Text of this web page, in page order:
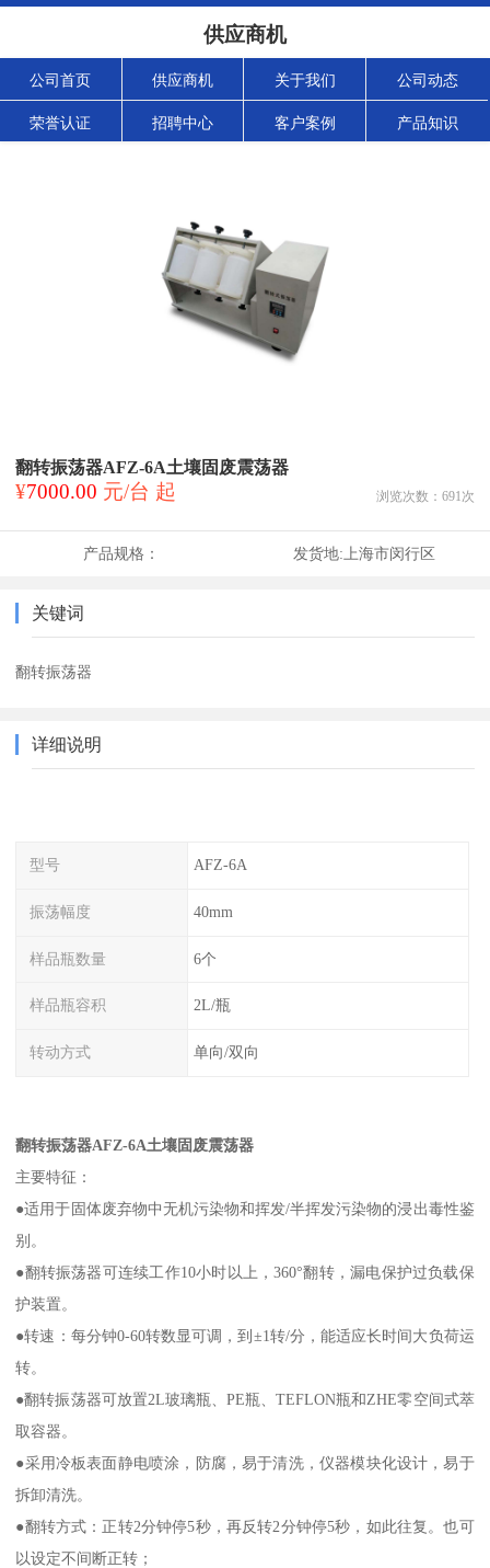
供应商机
公司首页 供应商机 关于我们 公司动态
荣誉认证 招聘中心 客户案例 产品知识
翻转振荡器AFZ-6A土壤固废震荡器
¥7000.00 元/台 起 浏览次数： 691次
产品规格： 发货地: 上海市闵行区
关键词
翻转振荡器
详细说明
型号 AFZ-6A
振荡幅度 40mm
样品瓶数量 6个
样品瓶容积 2L/瓶
转动方式 单向/双向
翻转振荡器AFZ-6A土壤固废震荡器
主要特征：
●适用于固体废弃物中无机污染物和挥发/半挥发污染物的浸出毒性鉴
别。
●翻转振荡器可连续工作10小时以上，360°翻转，漏电保护过负载保
护装置。
●转速：每分钟0-60转数显可调，到±1转/分，能适应长时间大负荷运
转。
●翻转振荡器可放置2L玻璃瓶、PE瓶、TEFLON瓶和ZHE零空间式萃
取容器。
●采用冷板表面静电喷涂，防腐，易于清洗，仪器模块化设计，易于
拆卸清洗。
●翻转方式：正转2分钟停5秒，再反转2分钟停5秒，如此往复。也可
以设定不间断正转；